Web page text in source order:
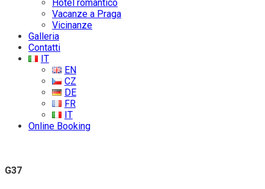
Hotel romantico
Vacanze a Praga
Vicinanze
Galleria
Contatti
IT
EN
CZ
DE
FR
IT
Online Booking
G37